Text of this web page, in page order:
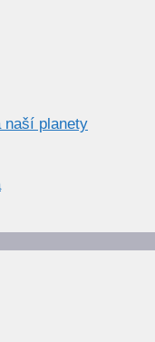
naší planety